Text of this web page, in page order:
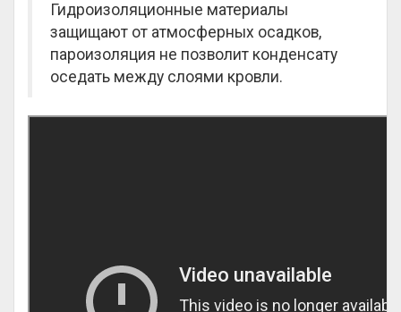
Гидроизоляционные материалы
защищают от атмосферных осадков,
пароизоляция не позволит конденсату
оседать между слоями кровли.